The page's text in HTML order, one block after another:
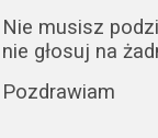
Nie musisz
nie głosuj na
Pozdrawiam